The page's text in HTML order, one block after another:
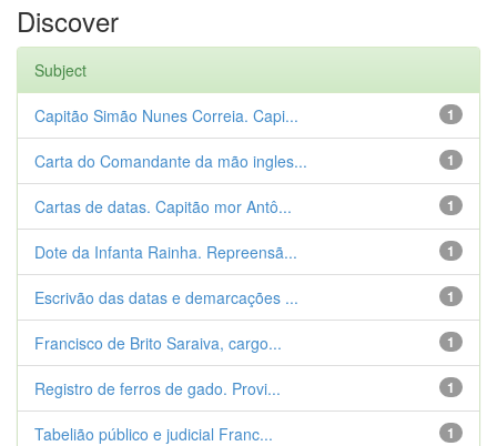
Discover
Subject
1
Capitão Simão Nunes Correia. Capi...
1
Carta do Comandante da mão ingles...
1
Cartas de datas. Capitão mor Antô...
1
Dote da Infanta Rainha. Repreensã...
1
Escrivão das datas e demarcações ...
1
Francisco de Brito Saraiva, cargo...
1
Registro de ferros de gado. Provi...
1
Tabelião público e judicial Franc...